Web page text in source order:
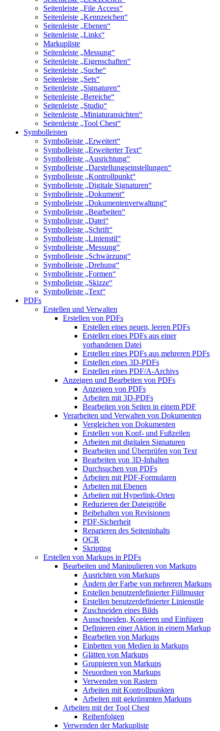
Seitenleiste „File Access“
Seitenleiste „Kennzeichen“
Seitenleiste „Ebenen“
Seitenleiste „Links“
Markupliste
Seitenleiste „Messung“
Seitenleiste „Eigenschaften“
Seitenleiste „Suche“
Seitenleiste „Sets“
Seitenleiste „Signaturen“
Seitenleiste „Bereiche“
Seitenleiste „Studio“
Seitenleiste „Miniaturansichten“
Seitenleiste „Tool Chest“
Symbolleisten
Symbolleiste „Erweitert“
Symbolleiste „Erweiterter Text“
Symbolleiste „Ausrichtung“
Symbolleiste „Darstellungseinstellungen“
Symbolleiste „Kontrollpunkt“
Symbolleiste „Digitale Signaturen“
Symbolleiste „Dokument“
Symbolleiste „Dokumentenverwaltung“
Symbolleiste „Bearbeiten“
Symbolleiste „Datei“
Symbolleiste „Schrift“
Symbolleiste „Linienstil“
Symbolleiste „Messung“
Symbolleiste „Schwärzung“
Symbolleiste „Drehung“
Symbolleiste „Formen“
Symbolleiste „Skizze“
Symbolleiste „Text“
PDFs
Erstellen und Verwalten
Erstellen von PDFs
Erstellen eines neuen, leeren PDFs
Erstellen eines PDFs aus einer
vorhandenen Datei
Erstellen eines PDFs aus mehreren PDFs
Erstellen eines 3D-PDFs
Erstellen eines PDF/A-Archivs
Anzeigen und Bearbeiten von PDFs
Anzeigen von PDFs
Arbeiten mit 3D-PDFs
Bearbeiten von Seiten in einem PDF
Verarbeiten und Verwalten von Dokumenten
Vergleichen von Dokumenten
Erstellen von Kopf- und Fußzeilen
Arbeiten mit digitalen Signaturen
Bearbeiten und Überprüfen von Text
Bearbeiten von 3D-Inhalten
Durchsuchen von PDFs
Arbeiten mit PDF-Formularen
Arbeiten mit Ebenen
Arbeiten mit Hyperlink-Orten
Reduzieren der Dateigröße
Beibehalten von Revisionen
PDF-Sicherheit
Reparieren des Seiteninhalts
OCR
Skripting
Erstellen von Markups in PDFs
Bearbeiten und Manipulieren von Markups
Ausrichten von Markups
Ändern der Farbe von mehreren Markups
Erstellen benutzerdefinierter Füllmuster
Erstellen benutzerdefinierter Linienstile
Zuschneiden eines Bilds
Ausschneiden, Kopieren und Einfügen
Definieren einer Aktion in einem Markup
Bearbeiten von Markups
Einbetten von Medien in Markups
Glätten von Markups
Gruppieren von Markups
Neuordnen von Markups
Verwenden von Rastern
Arbeiten mit Kontrollpunkten
Arbeiten mit gekrümmten Markups
Arbeiten mit der Tool Chest
Reihenfolgen
Verwenden der Markupliste